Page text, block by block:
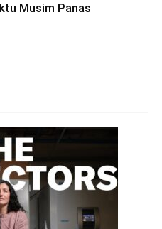
Musim Panas